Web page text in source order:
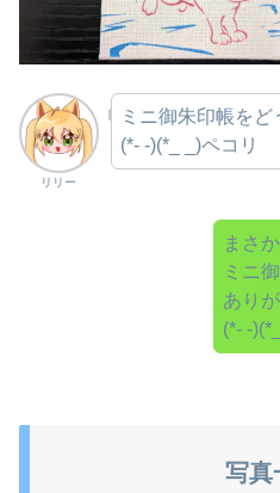
リリー
ミニ御朱印帳をど
(*- -)(*_ _)ペコリ
まさ
ミニ
あり
(*- -
写真